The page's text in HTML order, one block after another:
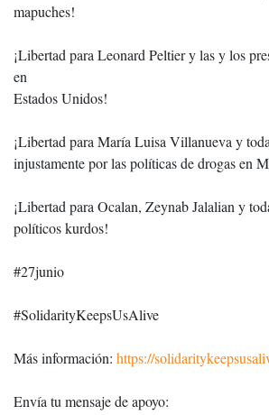
mapuches!
¡Libertad para Leonard Peltier y las y los
en
Estados Unidos!
¡Libertad para María Luisa Villanueva y
injustamente por las políticas de drogas en
¡Libertad para Ocalan, Zeynab Jalalian y
políticos kurdos!
#27junio
#SolidarityKeepsUsAlive
Más información: https://
Envía tu mensaje de apoyo: